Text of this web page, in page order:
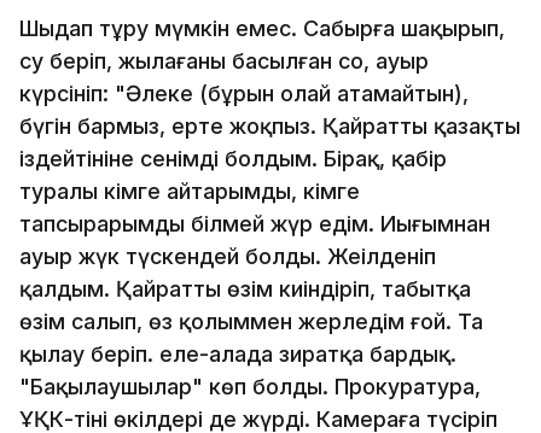
Шыдап тұру мүмкін емес. Сабырға шақырып,
су беріп, жылағаны басылған соң, ауыр
күрсініп: "Әлеке (бұрын олай атамайтын),
бүгін бармыз, ертең жоқпыз. Қайратты қазақтың
іздейтініне сенімді болдым. Бірақ, қабір
туралы кімге айтарымды, кімге
тапсырарымды білмей жүр едім. Иығымнан
ауыр жүк түскендей болды. Жеңілденіп
қалдым. Қайратты өзім киіндіріп, табытқа
өзім салып, өз қолыммен жерледім ғой. Таң
қылау беріп. елең-алаңда зиратқа бардық.
"Бақылаушылар" көп болды. Прокуратура,
ҰҚК-тінің өкілдері де жүрді. Камераға түсіріп